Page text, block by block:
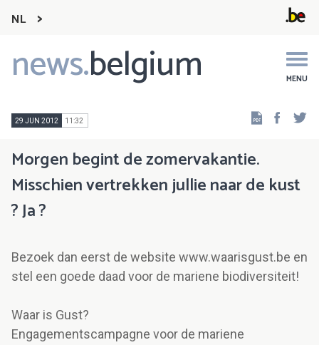
NL
news.belgium MENU
Main
navigation
29 JUN 2012 11:32
Morgen begint de zomervakantie.
Misschien vertrekken jullie naar de kust
? Ja ?
Bezoek dan eerst de website www.waarisgust.be en
stel een goede daad voor de mariene biodiversiteit!
Waar is Gust?
Engagementscampagne voor de mariene